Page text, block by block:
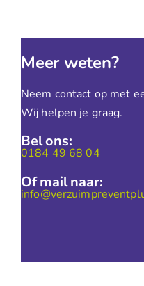
Meer weten?
Neem contact op met
Wij helpen je graag.
Bel ons:
0184 49 68 04
Of mail naar: